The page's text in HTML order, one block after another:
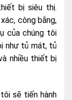
bị siêu thị.
công bằng,
của chúng tôi
như tủ mát, tủ
nhiều thiết bị
sẽ tiến hành